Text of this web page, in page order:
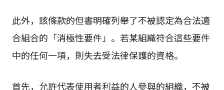
此外，該條款的但書明確列舉了不被認定為合法適
合組合的「消極性要件」。若某組織符合這些要件
中的任何一項，則失去受法律保護的資格。
首先，允許代表使用者利益的人參與的組織，不被